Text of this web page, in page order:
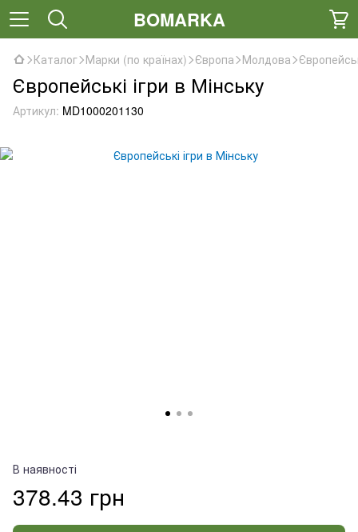
BOMARKA
Каталог Марки (по країнах) Європа Молдова
Європейські ігри в Мінську
Артикул: MD1000201130
В наявності
378.43 грн